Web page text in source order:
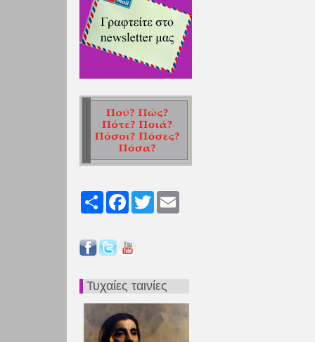
Share FacebookTwitter
Τυχαίες ταινίες